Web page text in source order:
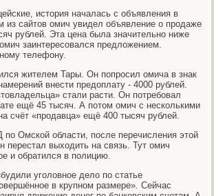
история началась с объявления в
из сайтов омич увидел объявление о продаже
рублей. Эта цена была значительно ниже
заинтересовался предложением.
телефону.
жителем Тары. Он попросил омича в знак
внести предоплату - 4000 рублей.
стали расти. Он потребовал
ещё 45 тысяч. А потом омич с несколькими
счёт «продавца» ещё 400 тысяч рублей.
Омской области, после перечисления этой
перестал выходить на связь. Тут омич
и обратился в полицию.
уголовное дело по статье
в крупном размере». Сейчас